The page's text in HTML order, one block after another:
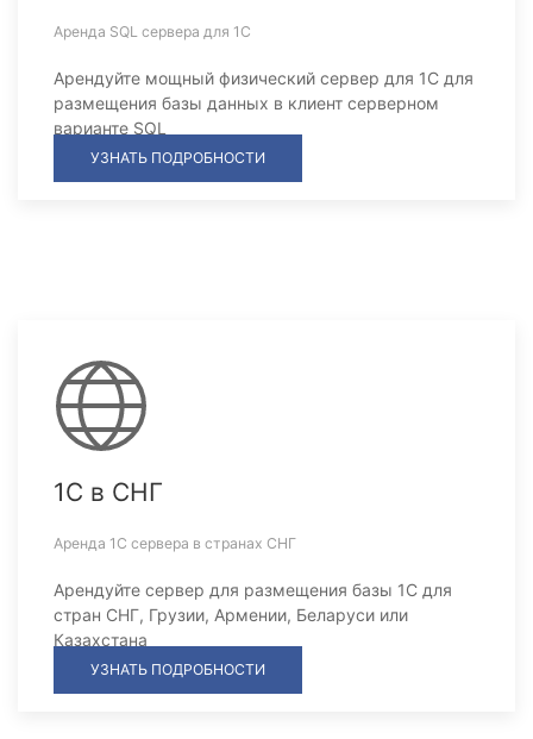
Аренда SQL сервера для 1С
Арендуйте мощный физический сервер для 1С для
размещения базы данных в клиент серверном
варианте SQL
УЗНАТЬ ПОДРОБНОСТИ
1С в СНГ
Аренда 1С сервера в странах СНГ
Арендуйте сервер для размещения базы 1С для
стран СНГ, Грузии, Армении, Беларуси или
Казахстана
УЗНАТЬ ПОДРОБНОСТИ